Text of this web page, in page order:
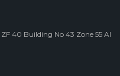
40 Building No 43 Zone 55 Al